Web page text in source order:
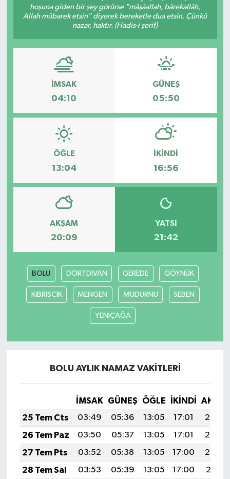
hoşuna giden bir şey görürse "mâşâallah, bârekallâh,
Allah mübarek etsin" diyerek bereketle dua etsin. Çünkü
nazar, haktır. (Hadis-i şerif)
İMSAK
04:10
GÜNEŞ
05:50
ÖĞLE
13:04
İKINDI
16:56
AKŞAM
20:09
YATSI
21:42
BOLU DÖRTDİVAN GEREDE GÖYNÜK
KIBRISCIK MENGEN MUDURNU SEBEN
YENİÇAĞA
BOLU AYLIK NAMAZ VAKITLERI
İMSAK GÜNEŞ ÖĞLE İKINDI
25 Tem Cts
03:49 05:36 13:05 17:01
20:24
26 Tem Paz
03:50 05:37 13:05 17:01
20:23
27 Tem Pts
03:52 05:38 13:05 17:00
20:22
28 Tem Sal
03:53 05:39 13:05 17:00
20:21